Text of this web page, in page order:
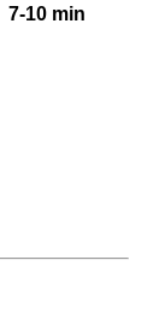
7-10 min